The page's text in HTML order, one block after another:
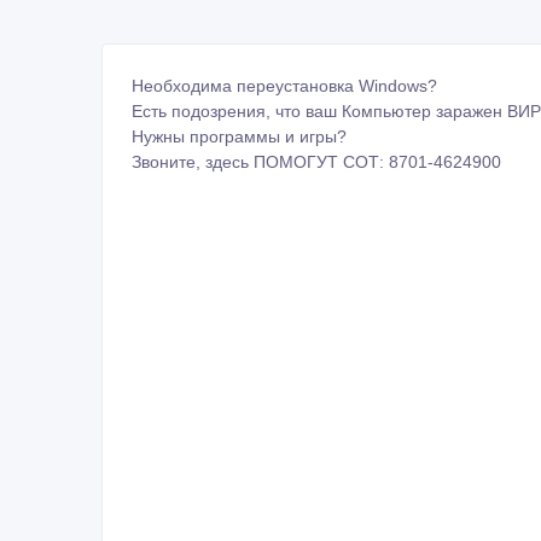
Необходима переустановка Windows?
Есть подозрения, что ваш Компьютер заражен
Нужны программы и игры?
Звоните, здесь ПОМОГУТ СОТ: 8701-4624900